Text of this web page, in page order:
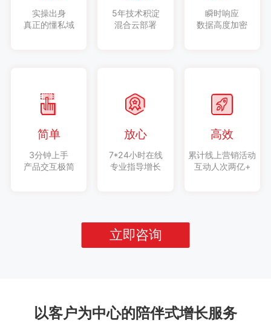
实操出身
真正的懂私域
5年技术积淀
混合云部署
瞬时响应
数据高度加密
简单
3分钟上手
产品交互极简
放心
7*24小时在线
专业指导增长
高效
累计线上营销活动
互动人次两亿+
立即咨询
以客户为中心的陪伴式增长服务